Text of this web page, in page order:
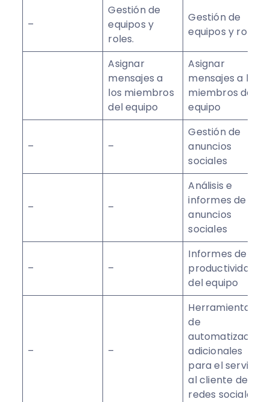
–
Gestión de
equipos y
roles.
Gestión de
equipos y roles.
Asignar
mensajes a
los miembros
del equipo
Asignar
mensajes a los
miembros del
equipo
– –
Gestión de
anuncios
sociales
– –
Análisis e
informes de
anuncios
sociales
– –
Informes de
productividad
del equipo
– –
Herramientas
de
automatización
adicionales
para el servicio
al cliente de
redes sociales